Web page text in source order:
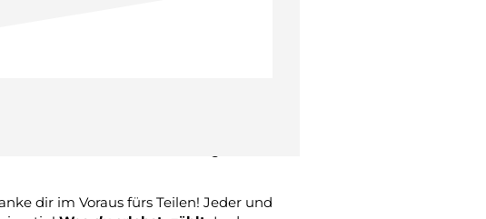
gesammelten Momenten von
dir im Voraus fürs Teilen! Jeder und